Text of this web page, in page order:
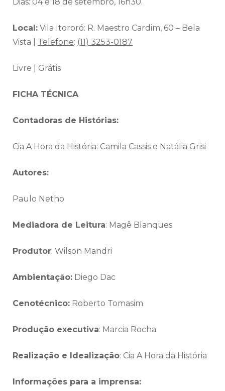
Local: Vila Itororó: R. Maestro Cardim, 60 – Bela
Vista | Telefone: (11) 3253-0187
Livre | Grátis
FICHA TÉCNICA
Contadoras de Histórias:
Cia A Hora da História: Camila Cassis e Natália Grisi
Autores:
Paulo Netho
Mediadora de Leitura: Magê Blanques
Produtor: Wilson Mandri
Ambientação: Diego Dac
Cenotécnico: Roberto Tomasim
Produção executiva: Marcia Rocha
Realização e Idealização: Cia A Hora da História
Informações para a imprensa: